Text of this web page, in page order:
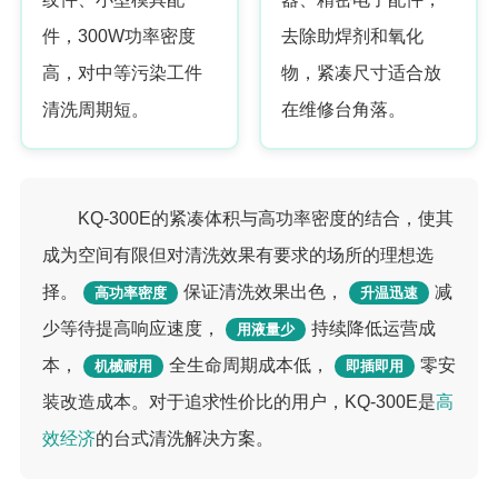
件，300W功率密度
高，对中等污染工件
清洗周期短。
去除助焊剂和氧化
物，紧凑尺寸适合放
在维修台角落。
KQ-300E的紧凑体积与高功率密度的结合，使其
成为空间有限但对清洗效果有要求的场所的理想选
择。
高功率密度 保证清洗效果出色， 升温迅速
减
少等待提高响应速度，
用液量少
持续降低运营成
本，
机械耐用 全生命周期成本低， 即插即用
零安
装改造成本。对于追求性价比的用户，KQ-300E是高
效经济的台式清洗解决方案。